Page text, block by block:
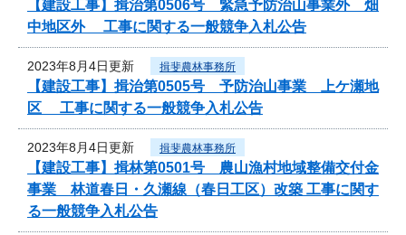
【建設工事】揖治第0506号 緊急予防治山事業外 畑
中地区外 工事に関する一般競争入札公告
2023年8月4日更新 揖斐農林事務所
【建設工事】揖治第0505号 予防治山事業 上ケ瀬地
区 工事に関する一般競争入札公告
2023年8月4日更新 揖斐農林事務所
【建設工事】揖林第0501号 農山漁村地域整備交付金
事業 林道春日・久瀬線（春日工区）改築 工事に関す
る一般競争入札公告